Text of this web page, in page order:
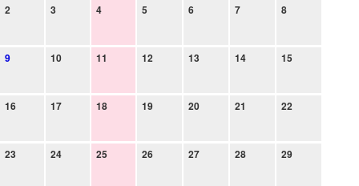
2 3 4 5 6 7 8
9 10 11 12 13 14 15
16 17 18 19 20 21 22
23 24 25 26 27 28 29